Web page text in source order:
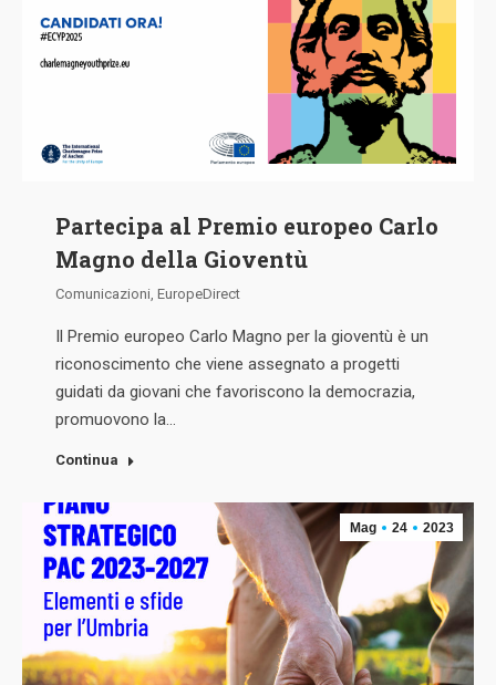
Partecipa al Premio europeo Carlo
Magno della Gioventù
Comunicazioni, EuropeDirect
Il Premio europeo Carlo Magno per la gioventù è un
riconoscimento che viene assegnato a progetti
guidati da giovani che favoriscono la democrazia,
promuovono la…
Continua
Mag 24 2023